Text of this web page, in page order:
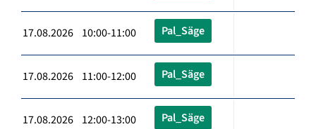
17.08.2026 10:00-11:00 Pal_Säge
17.08.2026 11:00-12:00 Pal_Säge
17.08.2026 12:00-13:00 Pal_Säge